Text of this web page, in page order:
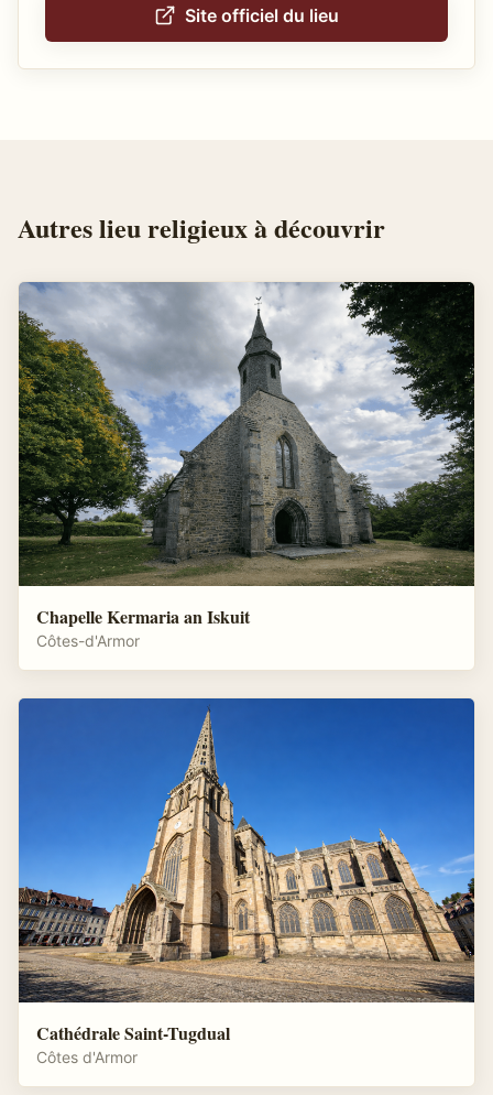
Site officiel du lieu
Autreslieu religieuxà découvrir
Chapelle Kermaria an Iskuit
Côtes-d'Armor
Cathédrale Saint-Tugdual
Côtes d'Armor